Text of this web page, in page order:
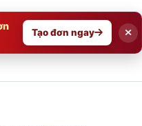
Tạo đơn ngay